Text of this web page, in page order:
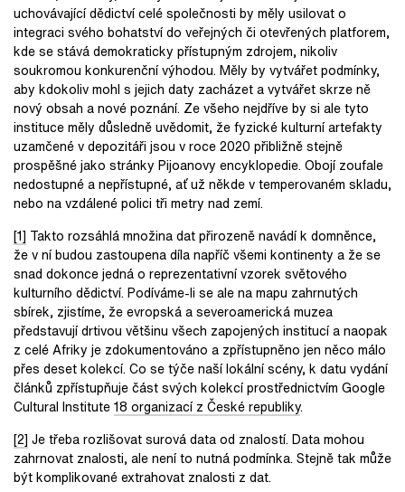
uchovávající dědictví celé společnosti by měly usilovat o
integraci svého bohatství do veřejných či otevřených platforem,
kde se stává demokraticky přístupným zdrojem, nikoliv
soukromou konkurenční výhodou. Měly by vytvářet podmínky,
aby kdokoliv mohl s jejich daty zacházet a vytvářet skrze ně
nový obsah a nové poznání. Ze všeho nejdříve by si ale tyto
instituce měly důsledně uvědomit, že fyzické kulturní artefakty
uzamčené v depozitáři jsou v roce 2020 přibližně stejně
prospěšné jako stránky Pijoanovy encyklopedie. Obojí zoufale
nedostupné a nepřístupné, ať už někde v temperovaném skladu,
nebo na vzdálené polici tři metry nad zemí.
[1] Takto rozsáhlá množina dat přirozeně navádí k domněnce,
že v ní budou zastoupena díla napříč všemi kontinenty a že se
snad dokonce jedná o reprezentativní vzorek světového
kulturního dědictví. Podíváme-li se ale na mapu zahrnutých
sbírek, zjistíme, že evropská a severoamerická muzea
představují drtivou většinu všech zapojených institucí a naopak
z celé Afriky je zdokumentováno a zpřístupněno jen něco málo
přes deset kolekcí. Co se týče naší lokální scény, k datu vydání
článků zpřístupňuje část svých kolekcí prostřednictvím Google
Cultural Institute18 organizací z České republiky.
[2] Je třeba rozlišovat surová data od znalostí. Data mohou
zahrnovat znalosti, ale není to nutná podmínka. Stejně tak může
být komplikované extrahovat znalosti z dat.